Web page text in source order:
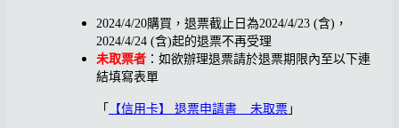
2024/4/20購買，退票截止日為2024/4/23 (含)，
2024/4/24 (含)起的退票不再受理
未取票者 ：如欲辦理退票請於退票期限內至以下連
結填寫表單
「 【信用卡】 退票申請書 _ 未取票 」